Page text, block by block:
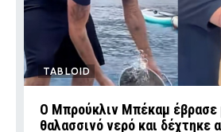
TABLOID
Ο Μπρούκλιν Μπέκαμ έβρασε
θαλασσινό νερό και δέχτηκε